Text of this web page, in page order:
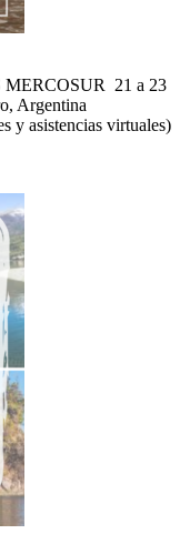
21 a 23
Argentina
y asistencias virtuales)